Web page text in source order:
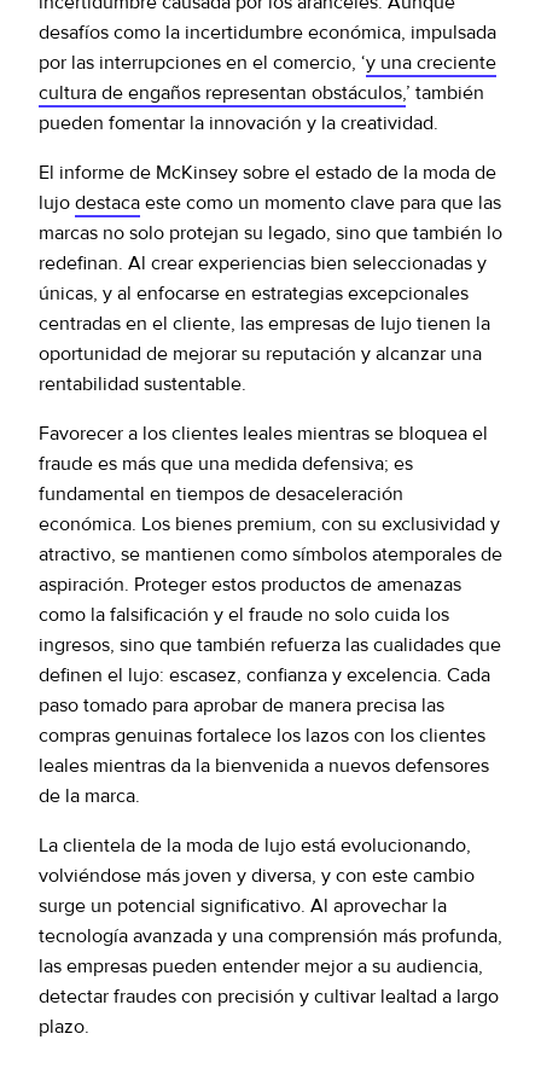
desafíos como la incertidumbre económica, impulsada
por las interrupciones en el comercio, ‘y una creciente
cultura de engaños representan obstáculos,’ también
pueden fomentar la innovación y la creatividad.
El informe de McKinsey sobre el estado de la moda de
lujo destaca este como un momento clave para que las
marcas no solo protejan su legado, sino que también lo
redefinan. Al crear experiencias bien seleccionadas y
únicas, y al enfocarse en estrategias excepcionales
centradas en el cliente, las empresas de lujo tienen la
oportunidad de mejorar su reputación y alcanzar una
rentabilidad sustentable.
Favorecer a los clientes leales mientras se bloquea el
fraude es más que una medida defensiva; es
fundamental en tiempos de desaceleración
económica. Los bienes premium, con su exclusividad y
atractivo, se mantienen como símbolos atemporales de
aspiración. Proteger estos productos de amenazas
como la falsificación y el fraude no solo cuida los
ingresos, sino que también refuerza las cualidades que
definen el lujo: escasez, confianza y excelencia. Cada
paso tomado para aprobar de manera precisa las
compras genuinas fortalece los lazos con los clientes
leales mientras da la bienvenida a nuevos defensores
de la marca.
La clientela de la moda de lujo está evolucionando,
volviéndose más joven y diversa, y con este cambio
surge un potencial significativo. Al aprovechar la
tecnología avanzada y una comprensión más profunda,
las empresas pueden entender mejor a su audiencia,
detectar fraudes con precisión y cultivar lealtad a largo
plazo.